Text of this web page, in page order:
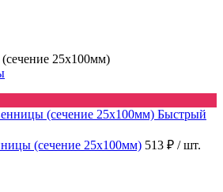
25x100мм)
Быстрый
(сечение 25x100мм) 513 ₽ / шт.